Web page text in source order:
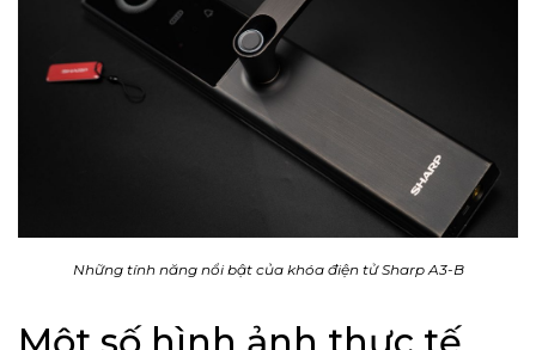
Những tính năng nổi bật của khóa điện tử Sharp A3-B